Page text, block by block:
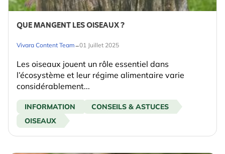
QUE MANGENT LES OISEAUX ?
Vivara Content Team-01 Juillet 2025
Les oiseaux jouent un rôle essentiel dans
l’écosystème et leur régime alimentaire varie
considérablement...
INFORMATION
CONSEILS & ASTUCES
OISEAUX